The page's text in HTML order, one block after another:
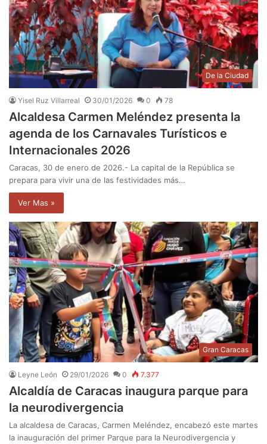
De la Ciudad
Yisel Ruz Villarreal 30/01/2026 0 78
Alcaldesa Carmen Meléndez presenta la
agenda de los Carnavales Turísticos e
Internacionales 2026
Caracas, 30 de enero de 2026.- La capital de la República se
prepara para vivir una de las festividades más…
Ver Mas »
Gran Caracas
Leyne León 29/01/2026 0 7.377
Alcaldía de Caracas inaugura parque para
la neurodivergencia
La alcaldesa de Caracas, Carmen Meléndez, encabezó este martes
la inauguración del primer Parque para la Neurodivergencia y